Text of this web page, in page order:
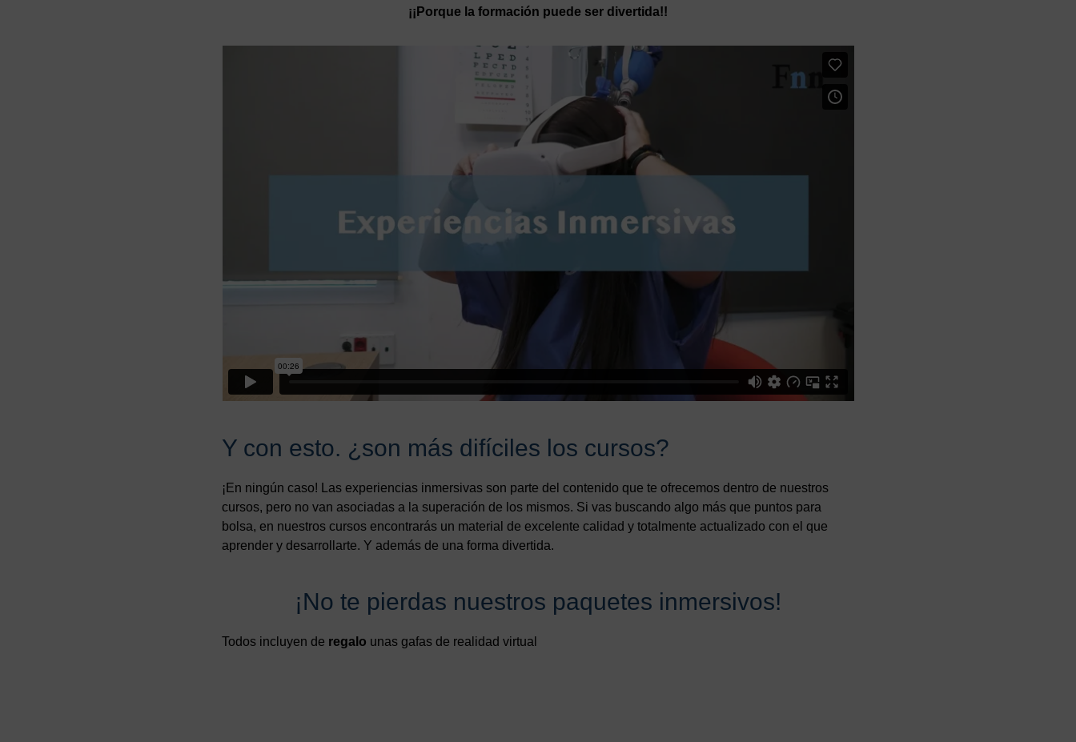
¡¡Porque la formación puede ser divertida!!
Y con esto. ¿son más difíciles los cursos?
¡En ningún caso! Las experiencias inmersivas son parte del contenido que te ofrecemos dentro de nuestros
cursos, pero no van asociadas a la superación de los mismos. Si vas buscando algo más que puntos para
bolsa, en nuestros cursos encontrarás un material de excelente calidad y totalmente actualizado con el que
aprender y desarrollarte. Y además de una forma divertida.
¡No te pierdas nuestros paquetes inmersivos!
Todos incluyen de regalo unas gafas de realidad virtual